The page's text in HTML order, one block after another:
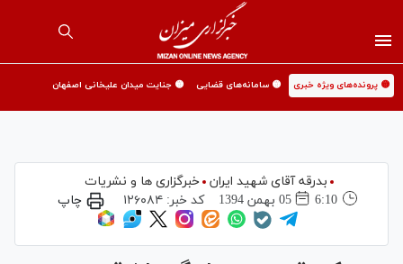
🟡 پرونده‌های ویژه خبری 🟡 سامانه‌های قضایی 🟡 جنایت میدان علیخانی اصفهان
بدرقه آقای شهید ایران
خبرگزاری ها و نشریات
6:10
05 بهمن 1394 کد خبر:۱۲۶۰۸۴ چاپ